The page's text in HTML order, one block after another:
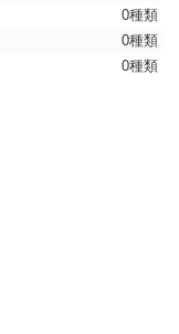
0種類
0種類
0種類